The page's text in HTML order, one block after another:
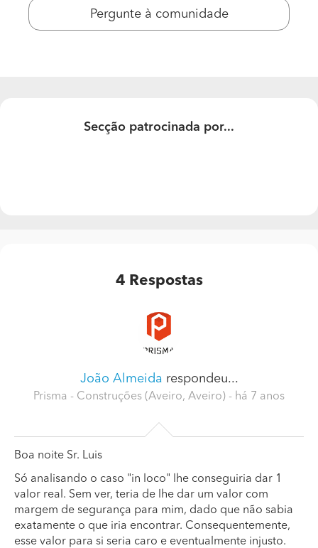
Pergunte à comunidade
Secção patrocinada por...
4 Respostas
João Almeida respondeu...
Prisma - Construções (Aveiro, Aveiro) - há 7 anos
Boa noite Sr. Luis
Só analisando o caso "in loco" lhe conseguiria dar 1
valor real. Sem ver, teria de lhe dar um valor com
margem de segurança para mim, dado que não sabia
exatamente o que iria encontrar. Consequentemente,
esse valor para si seria caro e eventualmente injusto.